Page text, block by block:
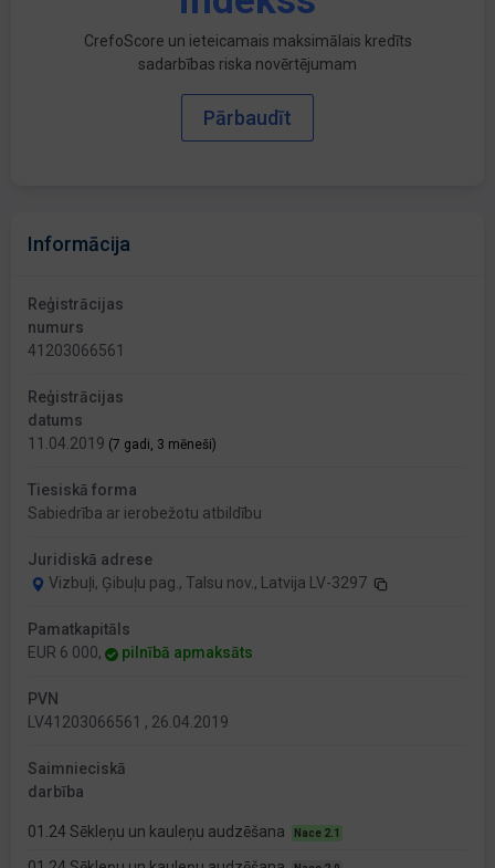
CrefoScore un ieteicamais maksimālais kredīts
sadarbības riska novērtējumam
Pārbaudīt
Informācija
Reģistrācijas
numurs
41203066561
Reģistrācijas
datums
11.04.2019 (7 gadi, 3 mēneši)
Tiesiskā forma
Sabiedrība ar ierobežotu atbildību
Juridiskā adrese
Vizbuļi, Ģibuļu pag., Talsu nov., Latvija LV-3297
Pamatkapitāls
EUR 6 000,
pilnībā apmaksāts
PVN
LV41203066561 , 26.04.2019
Saimnieciskā
darbība
01.24 Sēkleņu un kauleņu audzēšana Nace 2.1